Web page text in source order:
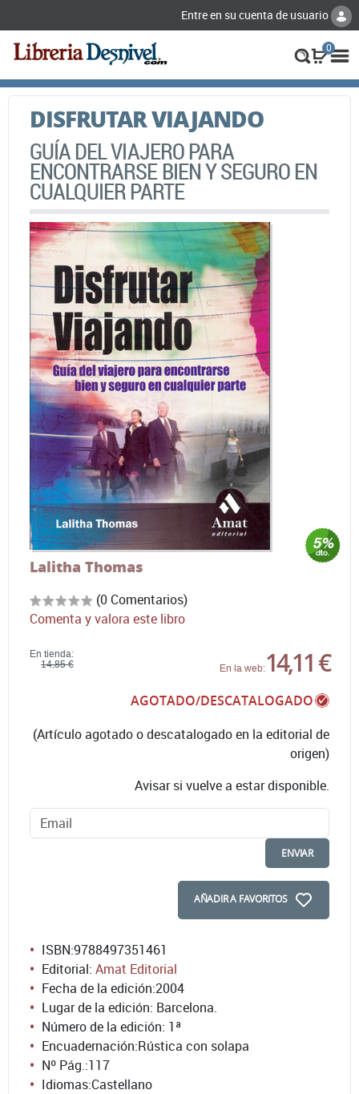
Entre en su cuenta de usuario
0
DISFRUTAR VIAJANDO
GUÍA DEL VIAJERO PARA
ENCONTRARSE BIEN Y SEGURO EN
CUALQUIER PARTE
Lalitha Thomas
(0 Comentarios)
Comenta y valora este libro
En tienda:
14,85 €
En la web:14,11 €
AGOTADO/DESCATALOGADO
(Artículo agotado o descatalogado en la editorial de
origen)
Avisar si vuelve a estar disponible.
ENVIAR
AÑADIR A FAVORITOS
ISBN:9788497351461
Editorial: Amat Editorial
Fecha de la edición:2004
Lugar de la edición: Barcelona.
Número de la edición: 1ª
Encuadernación:Rústica con solapa
Nº Pág.:117
Idiomas:Castellano